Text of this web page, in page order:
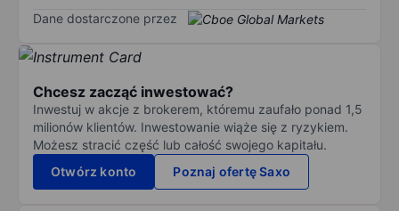
Dane dostarczone przez
Chcesz zacząć inwestować?
Inwestuj w akcje z brokerem, któremu zaufało ponad 1,5
milionów klientów. Inwestowanie wiąże się z ryzykiem.
Możesz stracić część lub całość swojego kapitału.
Otwórz konto
Poznaj ofertę Saxo